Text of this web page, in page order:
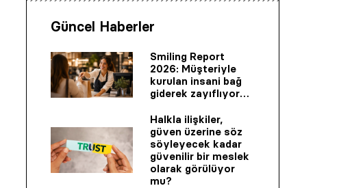
Güncel Haberler
Smiling Report
2026: Müşteriyle
kurulan insani bağ
giderek zayıflıyor…
Halkla ilişkiler,
güven üzerine söz
söyleyecek kadar
güvenilir bir mes­lek
olarak görülüyor
mu?